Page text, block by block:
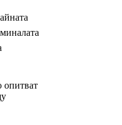
опитват